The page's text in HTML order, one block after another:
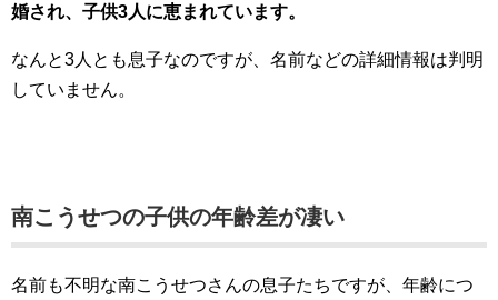
婚され、子供3人に恵まれています。
なんと3人とも息子なのですが、名前などの詳細情報は判明
していません。
南こうせつの子供の年齢差が凄い
名前も不明な南こうせつさんの息子たちですが、年齢につ